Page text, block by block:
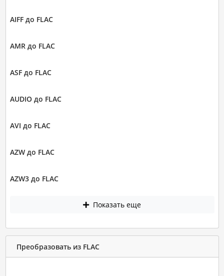
AIFF до FLAC
AMR до FLAC
ASF до FLAC
AUDIO до FLAC
AVI до FLAC
AZW до FLAC
AZW3 до FLAC
Показать еще
Преобразовать из FLAC